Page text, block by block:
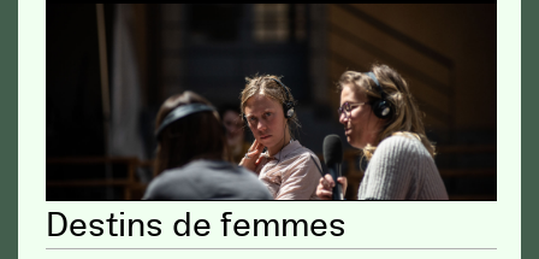
Destins de femmes